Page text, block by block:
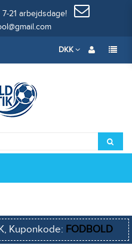
21 arbejdsdage!
DKK
Kuponkode: FODBOLD